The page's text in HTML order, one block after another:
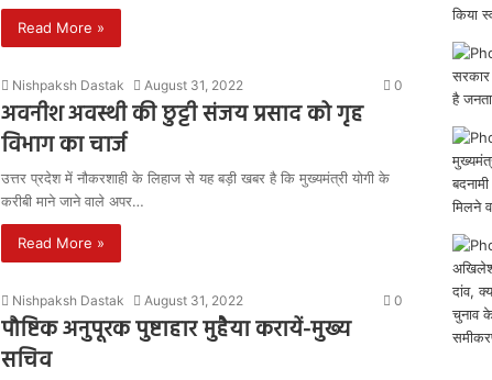
Read More »
Nishpaksh Dastak August 31, 2022 0
अवनीश अवस्थी की छुट्टी संजय प्रसाद को गृह
विभाग का चार्ज
उत्तर प्रदेश में नौकरशाही के लिहाज से यह बड़ी खबर है कि मुख्यमंत्री योगी के
करीबी माने जाने वाले अपर…
Read More »
Nishpaksh Dastak August 31, 2022 0
पौष्टिक अनुपूरक पुष्टाहार मुहैया करायें-मुख्य
सचिव